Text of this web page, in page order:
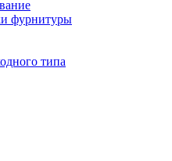
фурнитуры
типа